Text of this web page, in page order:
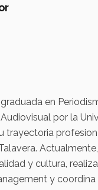
en
por la
trayectoria
y cultura,
y coordina